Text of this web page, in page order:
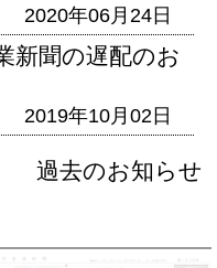
2020年06月24日
新聞の遅配のお
2019年10月02日
過去のお知らせ